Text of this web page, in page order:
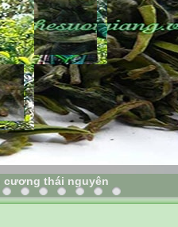
cương thái nguyên